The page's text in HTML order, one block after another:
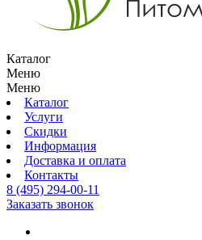
Каталог
Меню
Меню
Каталог
Услуги
Скидки
Информация
Доставка и оплата
Контакты
8 (495) 294-00-11
Заказать звонок